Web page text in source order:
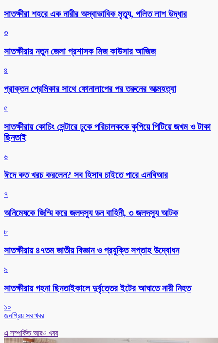
সাতক্ষীরা শহরে এক নারীর অস্বাভাবিক মৃত্যু, গলিত লাশ উদ্ধার
৩
সাতক্ষীরার নতুন জেলা প্রশাসক মিজ কাউসার আজিজ
৪
প্রাক্তন প্রেমিকার সাথে ফোনালাপের পর তরুনের আত্মহত্যা
৫
সাতক্ষীরায় কোচিং সেন্টারে ঢুকে পরিচালককে কুপিয়ে পিটিয়ে জখম ও টাকা
ছিনতাই
৬
ঈদে কত খরচ করলেন? সব হিসাব চাইতে পারে এনবিআর
৭
অনিমেষকে জিম্মি করে জলদস্যু ডন বাহিনী, ৩ জলদস্যু আটক
৮
সাতক্ষীরায় ৪৭তম জাতীয় বিজ্ঞান ও প্রযুক্তি সপ্তাহ উদ্বোধন
৯
সাতক্ষীরায় গহনা ছিনতাইকালে দুর্বৃত্তের ইটের আঘাতে নারী নিহত
১০
জনপ্রিয় সব খবর
এ সম্পর্কিত আরও খবর